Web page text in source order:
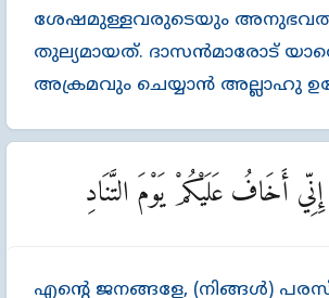
ശേഷമുള്ളവരുടെയും
തുല്യമായത്‌. ദാസന്‍മാരോട്‌
അക്രമവും ചെയ്യാന്‍ അല്ലാഹു
എന്‍റെ ജനങ്ങളേ, (നിങ്ങള്‍)
أَخَافُ عَلَيْكُمْ يَوْمَ التَّنَادِ